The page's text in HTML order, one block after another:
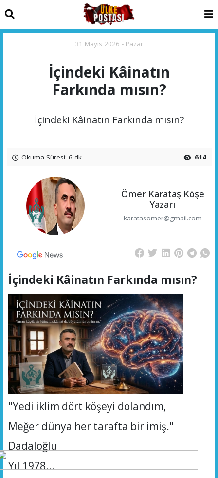
31 Mayıs 2026 - Pazar
İçindeki Kâinatın
Farkında mısın?
İçindeki Kâinatın Farkında mısın?
Okuma Süresi: 6 dk. 614
Ömer Karataş Köşe
Yazarı
karatasomer@gmail.com
İçindeki Kâinatın Farkında mısın?
"Yedi iklim dört köşeyi dolandım,
Meğer dünya her tarafta bir imiş."
Dadaloğlu
Yıl 1978...